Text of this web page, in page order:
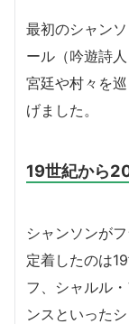
最初のシャン
ール（吟遊詩
宮廷や村々を
げました。
19世紀から
シャンソンが
定着したのは
フ、シャルル
ンスといった